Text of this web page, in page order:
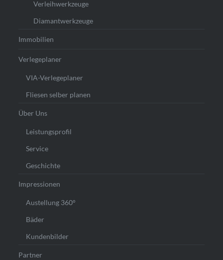
Verleihwerkzeuge
Diamantwerkzeuge
Immobilien
Verlegeplaner
VIA-Verlegeplaner
Fliesen selber planen
Über Uns
Leistungsprofil
Service
Geschichte
Impressionen
Austellung 360°
Bäder
Kundenbilder
Partner